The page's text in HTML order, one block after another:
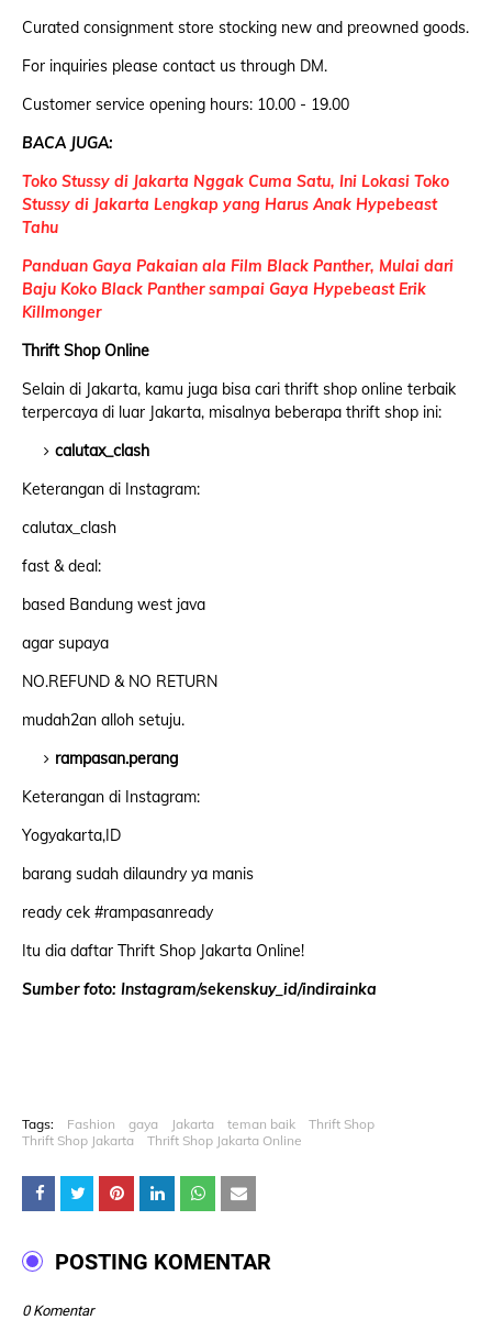
Curated consignment store stocking new and preowned goods.
For inquiries please contact us through DM.
Customer service opening hours: 10.00 - 19.00
BACA JUGA:
Toko Stussy di Jakarta Nggak Cuma Satu, Ini Lokasi Toko
Stussy di Jakarta Lengkap yang Harus Anak Hypebeast
Tahu
Panduan Gaya Pakaian ala Film Black Panther, Mulai dari
Baju Koko Black Panther sampai Gaya Hypebeast Erik
Killmonger
Thrift Shop Online
Selain di Jakarta, kamu juga bisa cari thrift shop online terbaik
terpercaya di luar Jakarta, misalnya beberapa thrift shop ini:
calutax_clash
Keterangan di Instagram:
calutax_clash
fast & deal:
based Bandung west java
agar supaya
NO.REFUND & NO RETURN
mudah2an alloh setuju.
rampasan.perang
Keterangan di Instagram:
Yogyakarta,ID
barang sudah dilaundry ya manis
ready cek #rampasanready
Itu dia daftar Thrift Shop Jakarta Online!
Sumber foto: Instagram/sekenskuy_id/indirainka
Tags: Fashion gaya Jakarta teman baik
Thrift Shop
Thrift Shop Jakarta
Thrift Shop Jakarta Online
POSTING KOMENTAR
0 Komentar